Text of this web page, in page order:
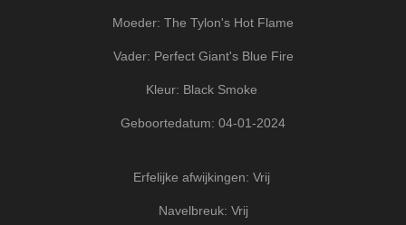
Moeder: The Tylon's Hot Flame
Vader: Perfect Giant's Blue Fire
Kleur: Black Smoke
Geboortedatum: 04-01-2024
Erfelijke afwijkingen: Vrij
Navelbreuk: Vrij